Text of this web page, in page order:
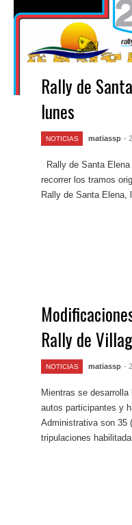
Rally de
lunes
NOTICIAS matiassp -
Rally de Santa
recorrer los tramos
Rally de Santa Elena,
Rally de
NOTICIAS matiassp -
Mientras se
autos participantes y
Administrativa son 35
tripulaciones